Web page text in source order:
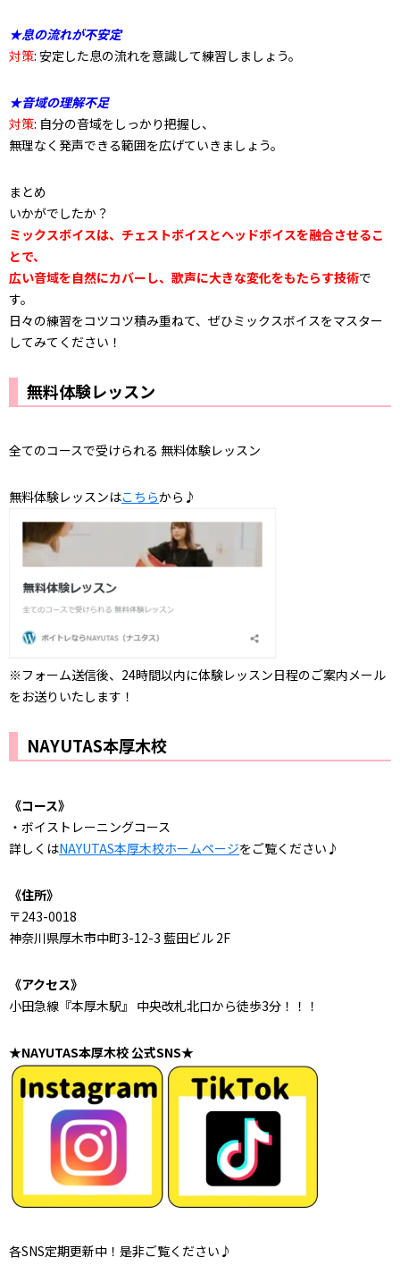
★息の流れが不安定
対策: 安定した息の流れを意識して練習しましょう。
★音域の理解不足
対策: 自分の音域をしっかり把握し、
無理なく発声できる範囲を広げていきましょう。
まとめ
いかがでしたか？
ミックスボイスは、チェストボイスとヘッドボイスを融合させるこ
とで、
広い音域を自然にカバーし、歌声に大きな変化をもたらす技術で
す。
日々の練習をコツコツ積み重ねて、ぜひミックスボイスをマスター
してみてください！
無料体験レッスン
全てのコースで受けられる 無料体験レッスン
無料体験レッスンはこちらから♪
※フォーム送信後、24時間以内に体験レッスン日程のご案内メール
をお送りいたします！
NAYUTAS本厚木校
《コース》
・ボイストレーニングコース
詳しくはNAYUTAS本厚木校ホームページをご覧ください♪
《住所》
〒243-0018
神奈川県厚木市中町3-12-3 藍田ビル 2F
《アクセス》
小田急線『本厚木駅』 中央改札北口から徒歩3分！！！
★NAYUTAS本厚木校 公式SNS★
各SNS定期更新中！是非ご覧ください♪